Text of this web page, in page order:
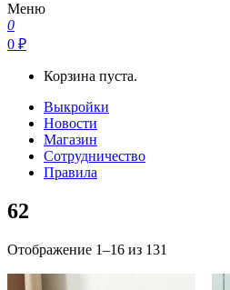
Меню
0
0 ₽
Корзина пуста.
Выкройки
Новости
Магазин
Сотрудничество
Правила
62
Отображение 1–16 из 131
недавние